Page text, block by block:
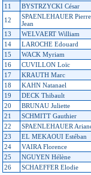
11
BYSTRZYCKI César
12
SPAENLEHAUER
Jean
13
WELVAERT William
14
LAROCHE Edouard
15
WACK Myriam
16
CUVILLON Loïc
17
KRAUTH Marc
18
KAHN Natanael
19
DECK Thibault
20
BRUNAU Juliette
21
SCHMITT Gauthier
22
SPAENLEHAUER
23
EL MEKAOUI Estéban
24
VAIRA Florence
25
NGUYEN Hélène
26
SCHAEFFER Elodie